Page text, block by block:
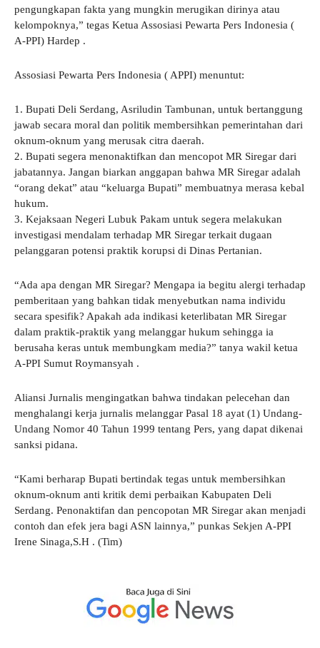
pengungkapan fakta yang mungkin merugikan dirinya atau
kelompoknya,” tegas Ketua Assosiasi Pewarta Pers Indonesia (
A-PPI) Hardep .
Assosiasi Pewarta Pers Indonesia ( APPI) menuntut:
1. Bupati Deli Serdang, Asriludin Tambunan, untuk bertanggung
jawab secara moral dan politik membersihkan pemerintahan dari
oknum-oknum yang merusak citra daerah.
2. Bupati segera menonaktifkan dan mencopot MR Siregar dari
jabatannya. Jangan biarkan anggapan bahwa MR Siregar adalah
“orang dekat” atau “keluarga Bupati” membuatnya merasa kebal
hukum.
3. Kejaksaan Negeri Lubuk Pakam untuk segera melakukan
investigasi mendalam terhadap MR Siregar terkait dugaan
pelanggaran potensi praktik korupsi di Dinas Pertanian.
“Ada apa dengan MR Siregar? Mengapa ia begitu alergi terhadap
pemberitaan yang bahkan tidak menyebutkan nama individu
secara spesifik? Apakah ada indikasi keterlibatan MR Siregar
dalam praktik-praktik yang melanggar hukum sehingga ia
berusaha keras untuk membungkam media?” tanya wakil ketua
A-PPI Sumut Roymansyah .
Aliansi Jurnalis mengingatkan bahwa tindakan pelecehan dan
menghalangi kerja jurnalis melanggar Pasal 18 ayat (1) Undang-
Undang Nomor 40 Tahun 1999 tentang Pers, yang dapat dikenai
sanksi pidana.
“Kami berharap Bupati bertindak tegas untuk membersihkan
oknum-oknum anti kritik demi perbaikan Kabupaten Deli
Serdang. Penonaktifan dan pencopotan MR Siregar akan menjadi
contoh dan efek jera bagi ASN lainnya,” punkas Sekjen A-PPI
Irene Sinaga,S.H . (Tim)